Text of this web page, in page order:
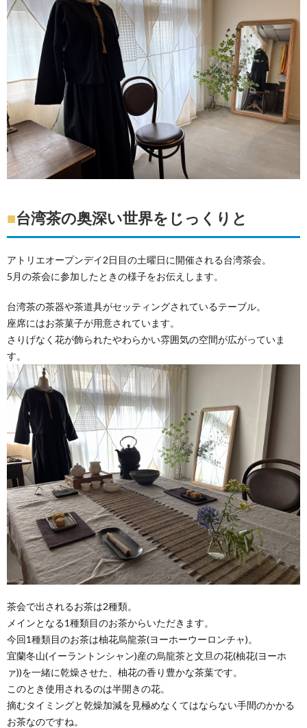
■台湾茶の奥深い世界をじっくりと
アトリエオープンデイ2日目の土曜日に開催される台湾茶会。
5月の茶会に参加したときの様子をお伝えします。
台湾茶の茶器や茶道具がセッティングされているテーブル。
座席にはお茶菓子が用意されています。
さりげなく花が飾られたやわらかい雰囲気の空間が広がっていま
す。
茶会で出されるお茶は2種類。
メインとなる1種類目のお茶からいただきます。
今回1種類目のお茶は柚花烏龍茶(ヨーホーウーロンチャ)。
宜蘭冬山(イーラントンシャン)産の烏龍茶と文旦の花(柚花(ヨーホ
ァ))を一緒に乾燥させた、柚花の香り豊かな茶葉です。
このとき使用されるのは半開きの花。
摘むタイミングと乾燥加減を見極めなくてはならない手間のかかる
お茶なのですね。